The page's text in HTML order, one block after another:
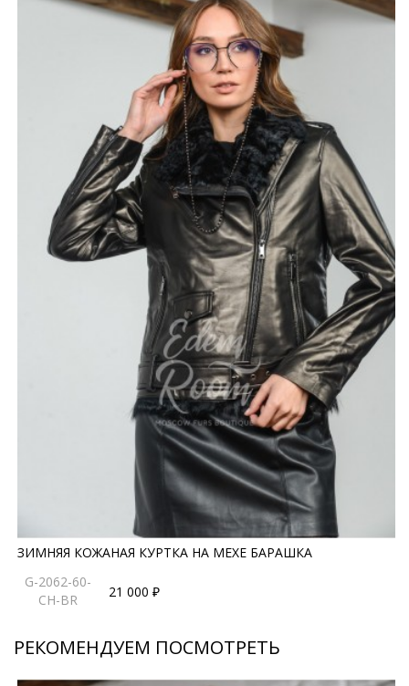
ЗИМНЯЯ КОЖАНАЯ КУРТКА НА МЕХЕ БАРАШКА
G-2062-60-
CH-BR
21 000 ₽
РЕКОМЕНДУЕМ ПОСМОТРЕТЬ